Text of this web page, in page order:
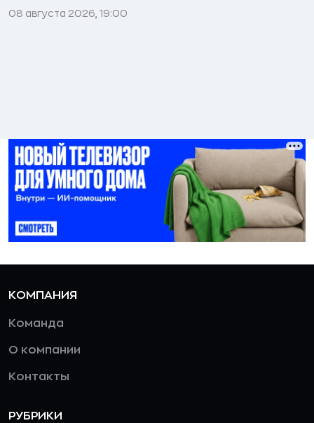
08 августа 2026, 19:00
КОМПАНИЯ
Команда
О компании
Контакты
РУБРИКИ